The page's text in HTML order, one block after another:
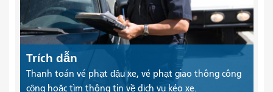
Trích dẫn
Thanh toán vé phạt đậu xe, vé phạt giao thông công
cộng hoặc tìm thông tin về dịch vụ kéo xe.